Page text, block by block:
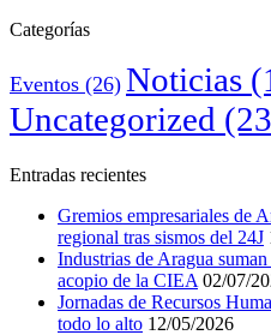
Categorías
Eventos (26) Noticias
Uncategorized
Entradas recientes
Gremios empresariales de
regional tras sismos del 24J
Industrias de Aragua
acopio de la CIEA 02/07/
Jornadas de Recursos
todo lo alto 12/05/2026